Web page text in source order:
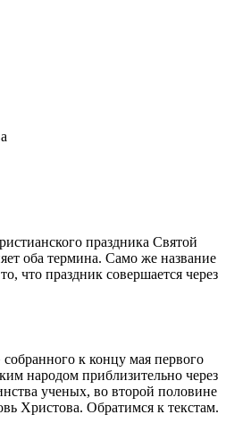
праздника Святой
оба термина. Само же название
что праздник совершается через
к концу мая первого
народом приблизительно через
ученых, во второй половине
Христова. Обратимся к текстам.